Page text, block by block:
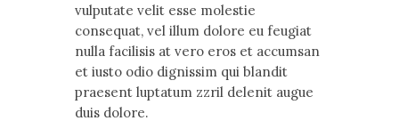
vulputate velit esse molestie
consequat, vel illum dolore eu feugiat
nulla facilisis at vero eros et accumsan
et iusto odio dignissim qui blandit
praesent luptatum zzril delenit augue
duis dolore.